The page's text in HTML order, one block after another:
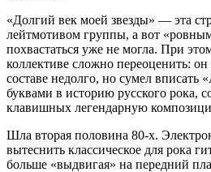
«Долгий век моей звезды» — эта
лейтмотивом группы, а вот
похвастаться уже не могла. При
коллективе сложно переоценить:
составе недолго, но сумел вписать
буквами в историю русского рока,
клавишных легендарную
Шла вторая половина 80-х.
вытеснить классическое для рока
больше «выдвигая» на передний